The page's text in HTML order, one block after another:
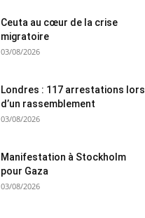
Ceuta au cœur de la crise
migratoire
03/08/2026
Londres : 117 arrestations lors
d’un rassemblement
03/08/2026
Manifestation à Stockholm
pour Gaza
03/08/2026